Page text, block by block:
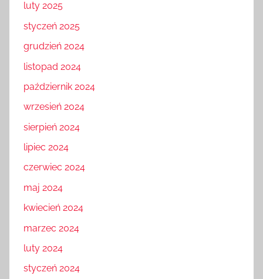
luty 2025
styczeń 2025
grudzień 2024
listopad 2024
październik 2024
wrzesień 2024
sierpień 2024
lipiec 2024
czerwiec 2024
maj 2024
kwiecień 2024
marzec 2024
luty 2024
styczeń 2024